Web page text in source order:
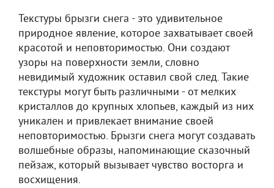
Текстуры брызги снега - это удивительное
природное явление, которое захватывает своей
красотой и неповторимостью. Они создают
узоры на поверхности земли, словно
невидимый художник оставил свой след. Такие
текстуры могут быть различными - от мелких
кристаллов до крупных хлопьев, каждый из них
уникален и привлекает внимание своей
неповторимостью. Брызги снега могут создавать
волшебные образы, напоминающие сказочный
пейзаж, который вызывает чувство восторга и
восхищения.